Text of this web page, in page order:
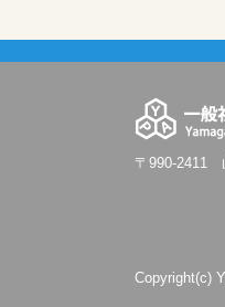
〒990-2411
Copyright(c)